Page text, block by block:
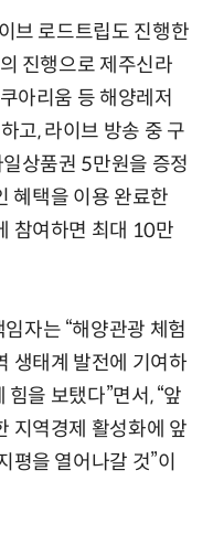
브 로드트립도 진행한
진행으로 제주신라
아리움 등 해양레저
고, 라이브 방송 중 구
상품권 5만원을 증정
혜택을 이용 완료한
참여하면 최대 10만
자는 “해양관광 체험
생태계 발전에 기여하
을 보탰다”면서, “앞
지역경제 활성화에 앞
평을 열어나갈 것”이